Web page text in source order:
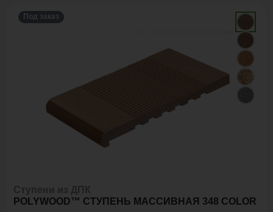
Под заказ
POLYWOOD™ СТУПЕНЬ МАССИВНАЯ 348 COLOR